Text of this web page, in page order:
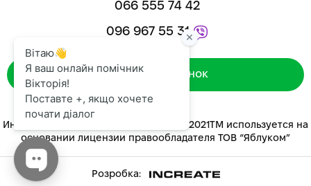
066 555 74 42
096 967 55 31
Зворотний дзвінок
Интернет-магазин «ЯБЛУКОМ™» 2014-2021ТМ используется на
основании лицензии правообладателя ТОВ “Яблуком”
Розробка: